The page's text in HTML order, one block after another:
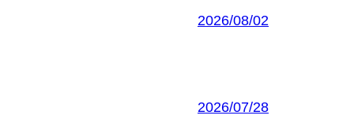
2026/08/02
2026/07/28